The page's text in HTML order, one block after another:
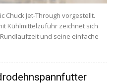
Chuck Jet-Through vorgestellt.
Kühlmittelzufuhr zeichnet sich
und seine einfache